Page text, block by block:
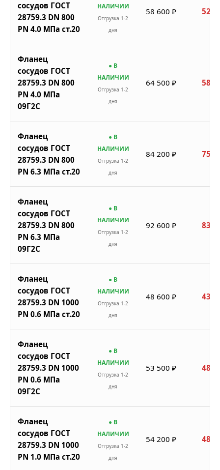
сосудов ГОСТ
28759.3 DN 800
PN 4.0 МПа ст.20
НАЛИЧИИ
Отгрузка 1-2
дня
58 600 ₽ 52
Фланец
сосудов ГОСТ
28759.3 DN 800
PN 4.0 МПа
09Г2С
● В
НАЛИЧИИ
Отгрузка 1-2
дня
64 500 ₽ 58
Фланец
сосудов ГОСТ
28759.3 DN 800
PN 6.3 МПа ст.20
● В
НАЛИЧИИ
Отгрузка 1-2
дня
84 200 ₽ 75
Фланец
сосудов ГОСТ
28759.3 DN 800
PN 6.3 МПа
09Г2С
● В
НАЛИЧИИ
Отгрузка 1-2
дня
92 600 ₽ 83
Фланец
сосудов ГОСТ
28759.3 DN 1000
PN 0.6 МПа ст.20
● В
НАЛИЧИИ
Отгрузка 1-2
дня
48 600 ₽ 43
Фланец
сосудов ГОСТ
28759.3 DN 1000
PN 0.6 МПа
09Г2С
● В
НАЛИЧИИ
Отгрузка 1-2
дня
53 500 ₽ 48
Фланец
сосудов ГОСТ
28759.3 DN 1000
PN 1.0 МПа ст.20
● В
НАЛИЧИИ
Отгрузка 1-2
дня
54 200 ₽ 48